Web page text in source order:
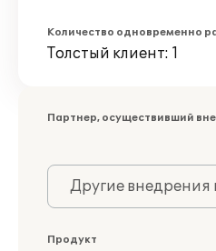
Количество одновременно
Толстый клиент: 1
Партнер, осуществивший
Другие внедрения
Продукт